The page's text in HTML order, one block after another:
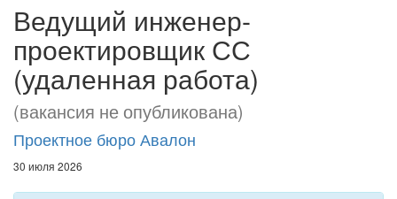
Ведущий инженер-
проектировщик СС
(удаленная работа)
(вакансия не опубликована)
Проектное бюро Авалон
30 июля 2026